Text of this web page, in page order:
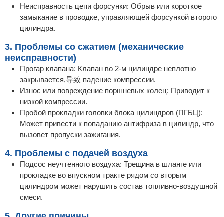
Неисправность цепи форсунки: Обрыв или короткое
замыкание в проводке, управляющей форсункой второго
цилиндра.
3. Проблемы со сжатием (механические
неисправности)
Прогар клапана: Клапан во 2-м цилиндре неплотно
закрывается,导致 падение компрессии.
Износ или повреждение поршневых колец: Приводит к
низкой компрессии.
Пробой прокладки головки блока цилиндров (ПГБЦ):
Может привести к попаданию антифриза в цилиндр, что
вызовет пропуски зажигания.
4. Проблемы с подачей воздуха
Подсос неучтенного воздуха: Трещина в шланге или
прокладке во впускном тракте рядом со вторым
цилиндром может нарушить состав топливно-воздушной
смеси.